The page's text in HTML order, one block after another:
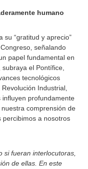
humano
su “gratitud y aprecio”
señalando
papel fundamental en
el Pontífice,
tecnológicos
Industrial,
profundamente
comprensión de
percibimos a nosotros
si fueran interlocutoras,
de ellas. En este